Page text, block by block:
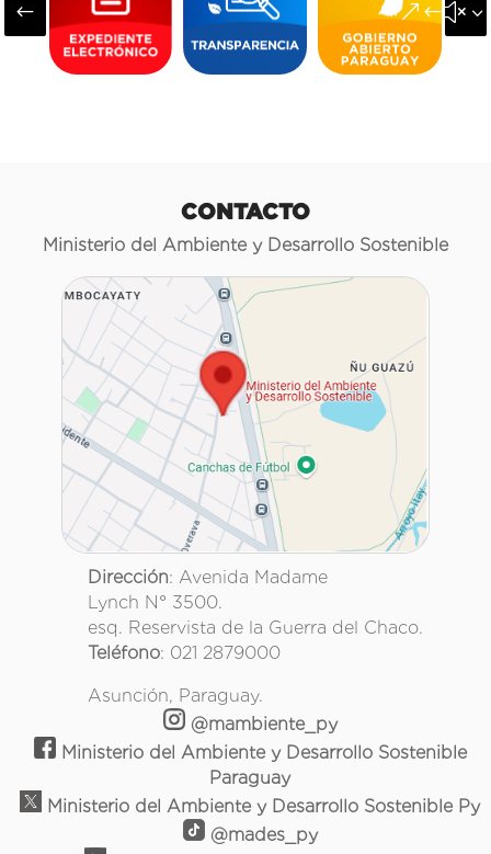
#
CONTACTO
Ministerio del Ambiente y Desarrollo Sostenible
Dirección: Avenida Madame
Lynch N° 3500.
esq. Reservista de la Guerra del Chaco.
Teléfono: 021 2879000
Asunción, Paraguay.
@mambiente_py
Ministerio del Ambiente y Desarrollo Sostenible
Paraguay
Ministerio del Ambiente y Desarrollo Sostenible Py
@mades_py